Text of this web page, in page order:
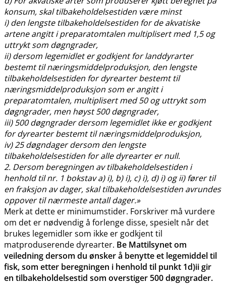
konsum, skal tilbakeholdelsestiden være minst
i) den lengste tilbakeholdelsestiden for de akvatiske
artene angitt i preparatomtalen multiplisert med 1,5 og
uttrykt som døgngrader,
ii) dersom legemidlet er godkjent for landdyrarter
bestemt til næringsmiddelproduksjon, den lengste
tilbakeholdelsestiden for dyrearter bestemt til
næringsmiddelproduksjon som er angitt i
preparatomtalen, multiplisert med 50 og uttrykt som
døgngrader, men høyst 500 døgngrader,
iii) 500 døgngrader dersom legemidlet ikke er godkjent
for dyrearter bestemt til næringsmiddelproduksjon,
iv) 25 døgndager dersom den lengste
tilbakeholdelsestiden for alle dyrearter er null.
2. Dersom beregningen av tilbakeholdelsestiden i
henhold til nr. 1 bokstav a) i), b) i), c) i), d) i) og ii) fører til
en fraksjon av dager, skal tilbakeholdelsestiden avrundes
oppover til nærmeste antall dager.»
Merk at dette er minimumstider. Forskriver må vurdere
om det er nødvendig å forlenge disse, spesielt når det
brukes legemidler som ikke er godkjent til
matproduserende dyrearter. Be Mattilsynet om
veiledning dersom du ønsker å benytte et legemiddel til
fisk, som etter beregningen i henhold til punkt 1d)ii gir
en tilbakeholdelsestid som overstiger 500 døgngrader.